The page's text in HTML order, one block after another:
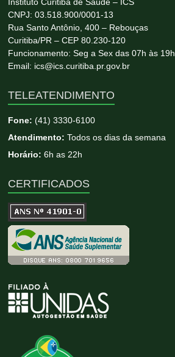
CNPJ: 03.518.900/0001-13
Rua Santo Antônio, 400 – Rebouças
Curitiba/PR – CEP 80.230-120
Funcionamento: Seg a Sex das 07h às 19h
Email: ics@ics.curitiba.pr.gov.br
TELEATENDIMENTO
Fone:(41) 3330-6100
Atendimento: Todos os dias da semana
Horário: 6h as 22h
CERTIFICADOS